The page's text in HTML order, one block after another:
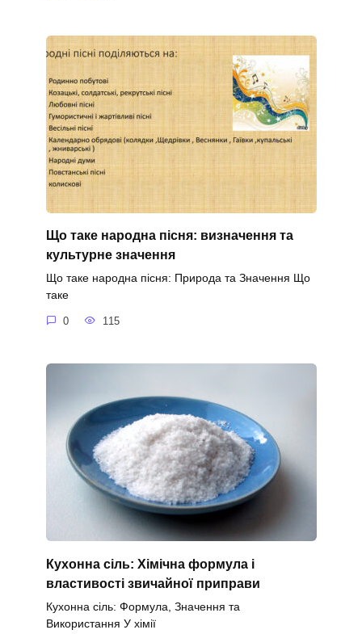
Що таке народна пісня: визначення та
культурне значення
Що таке народна пісня: Природа та Значення Що
таке
0 115
Кухонна сіль: Хімічна формула і
властивості звичайної приправи
Кухонна сіль: Формула, Значення та
Використання У хімії